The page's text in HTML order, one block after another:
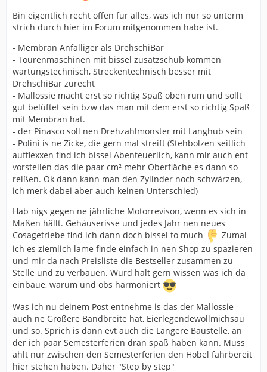
Bin eigentlich recht offen für alles, was ich nur so unterm
strich durch hier im Forum mitgenommen habe ist.
- Membran Anfälliger als DrehschiBär
- Tourenmaschinen mit bissel zusatzschub kommen
wartungstechnisch, Streckentechnisch besser mit
DrehschiBär zurecht
- Mallossie macht erst so richtig Spaß oben rum und sollt
gut belüftet sein bzw das man mit dem erst so richtig Spaß
mit Membran hat.
- der Pinasco soll nen Drehzahlmonster mit Langhub sein
- Polini is ne Zicke, die gern mal streift (Stehbolzen seitlich
aufflexxen find ich bissel Abenteuerlich, kann mir auch ent
vorstellen das die paar cm² mehr Oberfläche es dann so
reißen. Ok dann kann man den Zylinder noch schwärzen,
ich merk dabei aber auch keinen Unterschied)
Hab nigs gegen ne jährliche Motorrevison, wenn es sich in
Maßen hällt. Gehäuserisse und jedes Jahr nen neues
Cosagetriebe find ich dann doch bissel to much
Zumal
ich es ziemlich lame finde einfach in nen Shop zu spazieren
und mir da nach Preisliste die Bestseller zusammen zu
Stelle und zu verbauen. Würd halt gern wissen was ich da
einbaue, warum und obs harmoniert
Was ich nu deinem Post entnehme is das der Mallossie
auch ne Größere Bandbreite hat, Eierlegendewollmichsau
und so. Sprich is dann evt auch die Längere Baustelle, an
der ich paar Semesterferien dran spaß haben kann. Muss
ahlt nur zwischen den Semesterferien den Hobel fahrbereit
hier stehen haben. Daher "Step by step"